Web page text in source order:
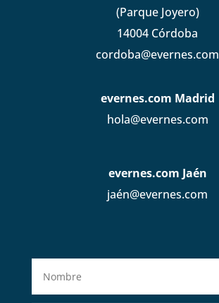
(Parque Joyero)
14004 Córdoba
cordoba@evernes.com
evernes.com Madrid
hola@evernes.com
evernes.com Jaén
jaén@evernes.com